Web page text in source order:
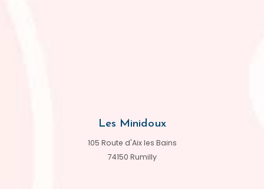
Les Minidoux
105 Route d'Aix les Bains
74150 Rumilly